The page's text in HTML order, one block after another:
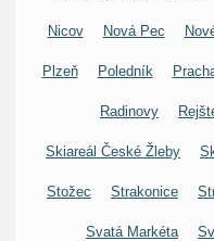
Nicov Nová Pec
Plzeň Poledník
Radinovy
Skiareál České Žleby
Stožec Strakonice
Svatá Markéta